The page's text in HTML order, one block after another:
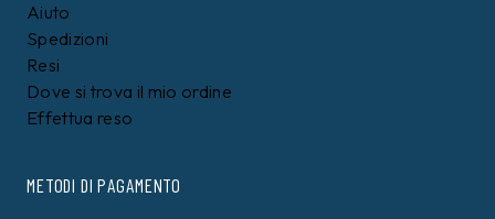
Aiuto
Spedizioni
Resi
Dove si trova il mio ordine
Effettua reso
METODI DI PAGAMENTO